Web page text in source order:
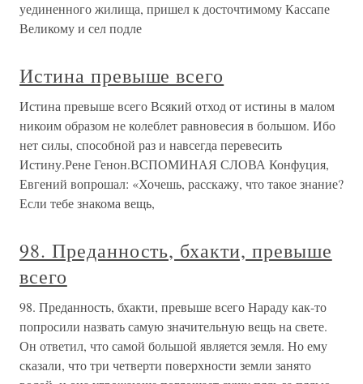
уединенного жилища, пришел к досточтимому Кассапе
Великому и сел подле
Истина превыше всего
Истина превыше всего Всякий отход от истины в малом
никоим образом не колеблет равновесия в большом. Ибо
нет силы, способной раз и навсегда перевесить
Истину.Рене Генон.ВСПОМИНАЯ СЛОВА Конфуция,
Евгений вопрошал: «Хочешь, расскажу, что такое знание?
Если тебе знакома вещь,
98. Преданность, бхакти, превыше
всего
98. Преданность, бхакти, превыше всего Нараду как-то
попросили назвать самую значительную вещь на свете.
Он ответил, что самой большой является земля. Но ему
сказали, что три четверти поверхности земли занято